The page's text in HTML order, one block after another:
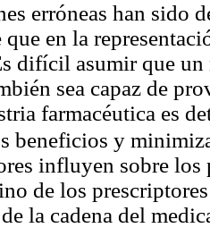
erróneas han sido
en la
difícil asumir que
sea capaz de
farmacéutica es
beneficios y
influyen sobre
de los
la cadena del